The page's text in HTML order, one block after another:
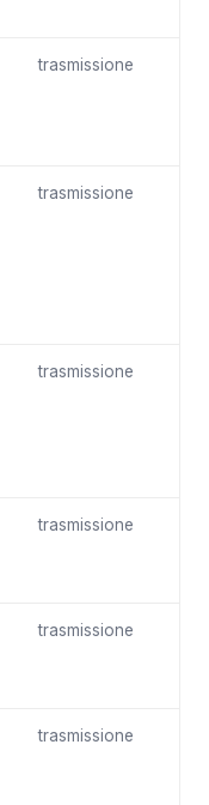
trasmissione
trasmissione
trasmissione
trasmissione
trasmissione
trasmissione